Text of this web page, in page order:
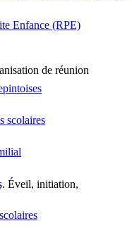
Enfance (RPE)
scolaires
de réunion
Éveil, initiation,